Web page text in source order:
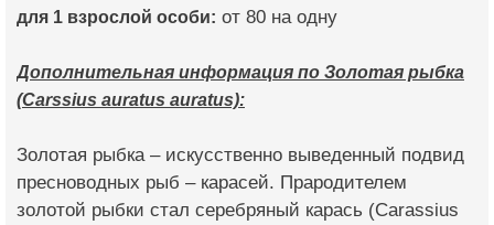
для 1 взрослой особи: от 80 на одну
Дополнительная информация по Золотая рыбка
(Carssius auratus auratus):
Золотая рыбка – искусственно выведенный подвид
пресноводных рыб – карасей. Прародителем
золотой рыбки стал серебряный карась (Carassius